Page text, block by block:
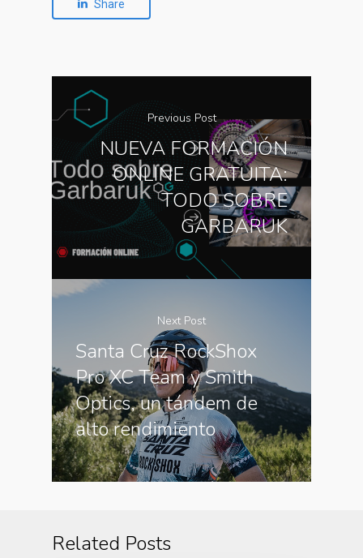
Share
Previous Post
NUEVA FORMACIÓN
ONLINE GRATUITA:
TODO SOBRE
GARBARUK
Next Post
Santa Cruz RockShox
Pro XC Team y Smith
Optics, un tándem de
alto rendimiento
Related Posts